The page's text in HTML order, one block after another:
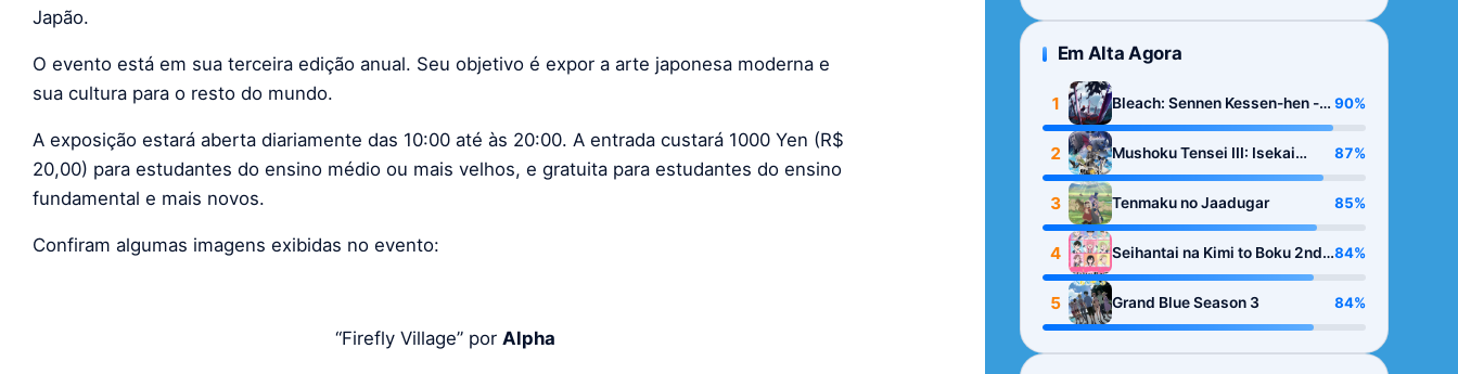
Japão.
O evento está em sua terceira edição anual. Seu objetivo é expor a arte japonesa moderna e
sua cultura para o resto do mundo.
A exposição estará aberta diariamente das 10:00 até às 20:00. A entrada custará 1000 Yen (R$
20,00) para estudantes do ensino médio ou mais velhos, e gratuita para estudantes do ensino
fundamental e mais novos.
Confiram algumas imagens exibidas no evento:
“Firefly Village” por Alpha
Em Alta Agora
1
Bleach: Sennen Kessen-hen -
Kashin-tan
90%
2
Mushoku Tensei III: Isekai
Ittara Honki Dasu
87%
3 Tenmaku no Jaadugar 85%
4
Seihantai na Kimi to Boku 2nd
Season
84%
5 Grand Blue Season 3 84%